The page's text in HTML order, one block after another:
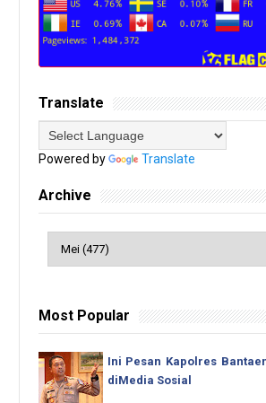
Translate
Powered by Translate
Archive
Most Popular
Ini Pesan Kapolres
diMedia Sosial